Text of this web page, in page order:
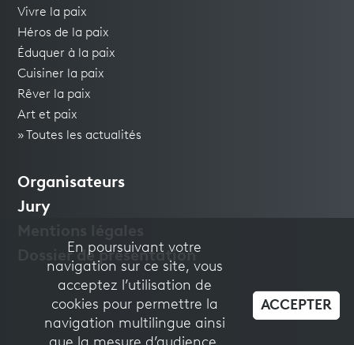
Vivre la paix
Héros de la paix
Éduquer à la paix
Cuisiner la paix
Rêver la paix
Art et paix
» Toutes les actualités
Organisateurs
Jury
Dossier de présentation
En poursuivant votre
navigation sur ce site, vous
acceptez l’utilisation de
cookies pour permettre la
navigation multilingue ainsi
ACCEPTER